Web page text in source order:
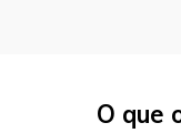
E-
O que